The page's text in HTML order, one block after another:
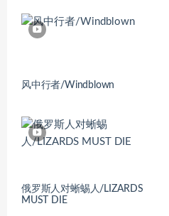
风中行者/Windblown
俄罗斯人对蜥蜴人/LIZARDS
MUST DIE